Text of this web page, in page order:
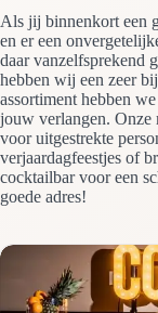
Als jij binnenkort een
en er een
daar vanzelfsprekend
hebben wij een zeer
assortiment hebben
jouw verlangen. Onze
voor uitgestrekte
verjaardagfeestjes of
cocktailbar voor een
goede adres!